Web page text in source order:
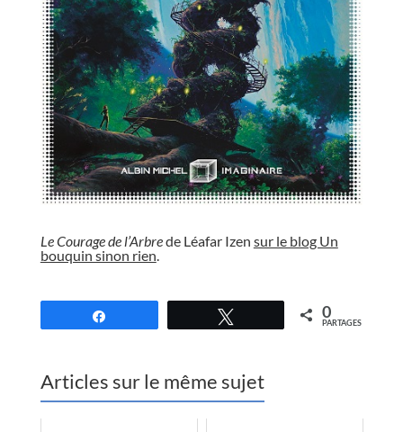
Le Courage de l’Arbrede Léafar Izen sur le blog Un
bouquin sinon rien.
0
PARTAGES
Articles sur le même sujet